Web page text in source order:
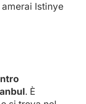
Istinye
. È